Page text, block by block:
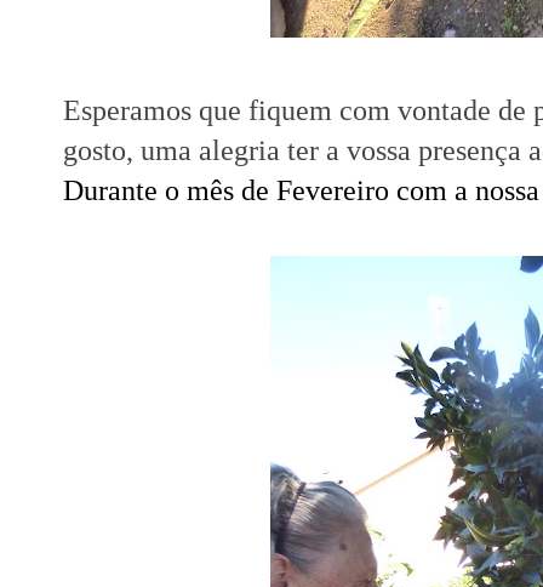
Esperamos que fiquem com vontade
gosto, uma alegria ter a vossa presença
Durante o mês de Fevereiro com a